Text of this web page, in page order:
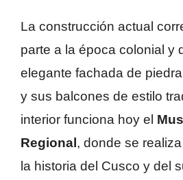
La construcción actual
parte a la época colonial y
elegante fachada de
y sus balcones de estilo
interior funciona hoy el
Regional , donde se
la historia del Cusco y del